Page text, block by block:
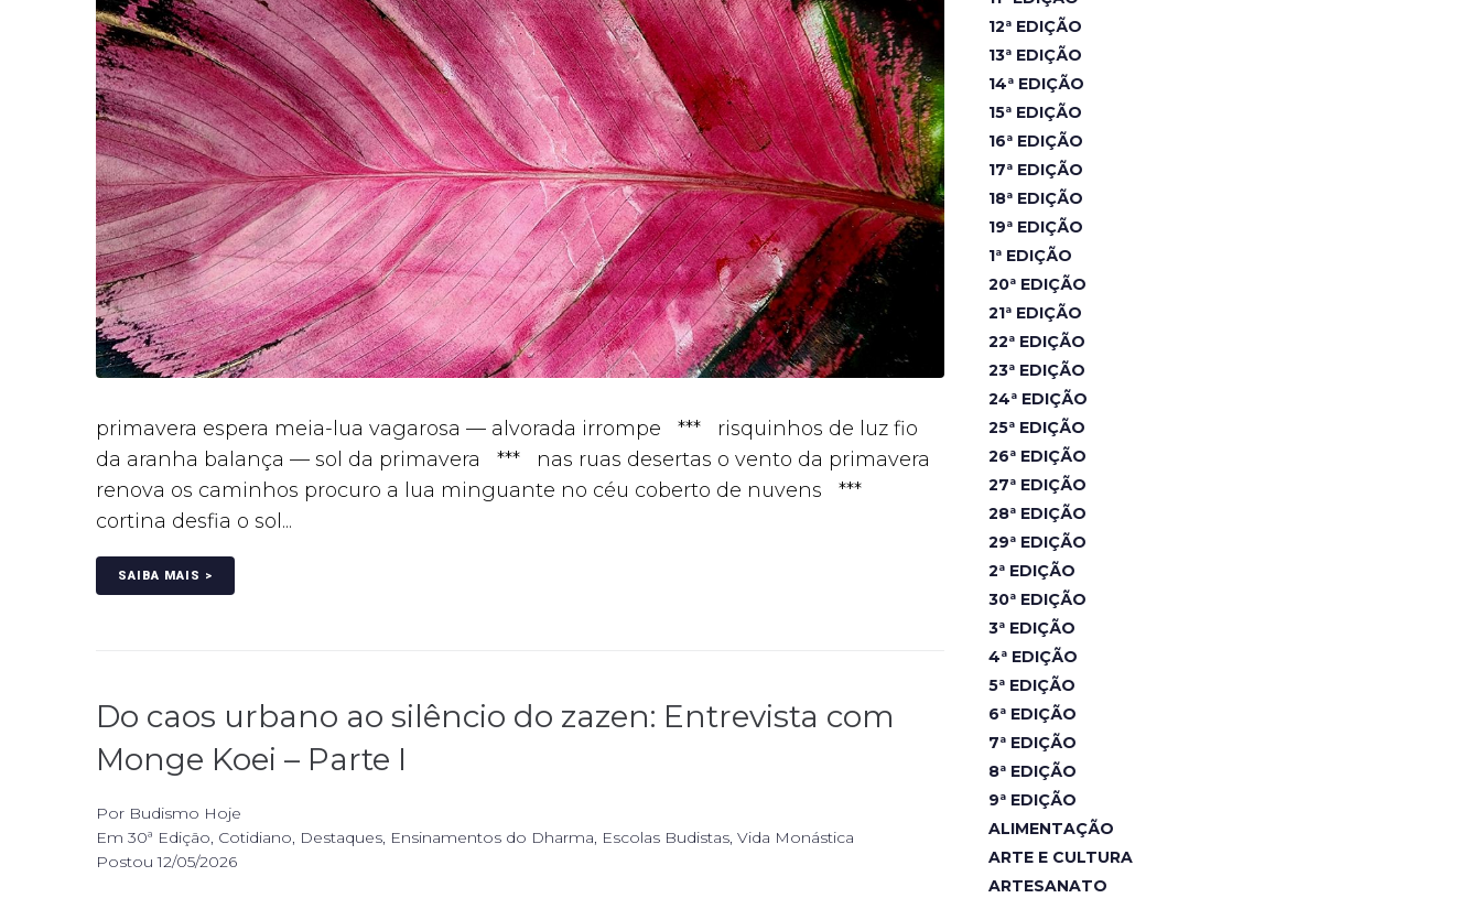
primavera espera meia-lua vagarosa — alvorada irrompe *** risquinhos de luz fio
da aranha balança — sol da primavera *** nas ruas desertas o vento da primavera
renova os caminhos procuro a lua minguante no céu coberto de nuvens ***
cortina desfia o sol...
SAIBA MAIS >
Do caos urbano ao silêncio do zazen: Entrevista com
Monge Koei – Parte I
Por Budismo Hoje
Em 30ª Edição Cotidiano Destaques Ensinamentos do Dharma Escolas Budistas Vida Monástica
Postou12/05/2026
12ª EDIÇÃO
13ª EDIÇÃO
14ª EDIÇÃO
15ª EDIÇÃO
16ª EDIÇÃO
17ª EDIÇÃO
18ª EDIÇÃO
19ª EDIÇÃO
1ª EDIÇÃO
20ª EDIÇÃO
21ª EDIÇÃO
22ª EDIÇÃO
23ª EDIÇÃO
24ª EDIÇÃO
25ª EDIÇÃO
26ª EDIÇÃO
27ª EDIÇÃO
28ª EDIÇÃO
29ª EDIÇÃO
2ª EDIÇÃO
30ª EDIÇÃO
3ª EDIÇÃO
4ª EDIÇÃO
5ª EDIÇÃO
6ª EDIÇÃO
7ª EDIÇÃO
8ª EDIÇÃO
9ª EDIÇÃO
ALIMENTAÇÃO
ARTE E CULTURA
ARTESANATO